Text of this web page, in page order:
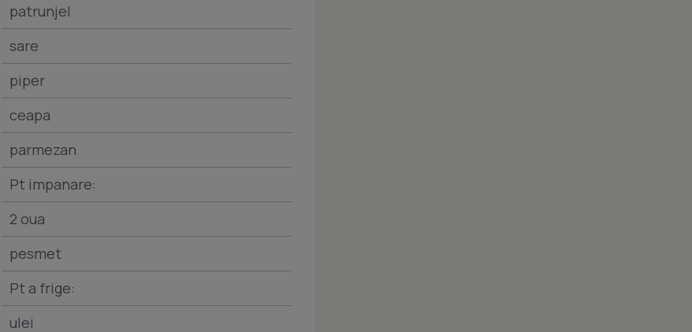
patrunjel
sare
piper
ceapa
parmezan
Pt impanare:
2 oua
pesmet
Pt a frige:
ulei